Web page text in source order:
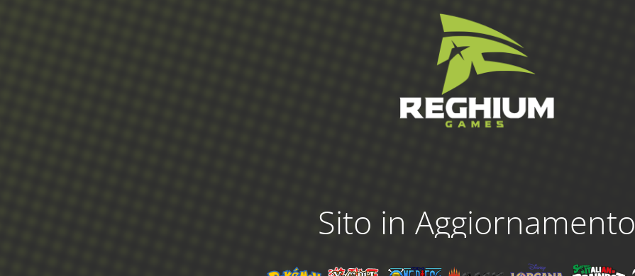
Sito in Aggiornamento